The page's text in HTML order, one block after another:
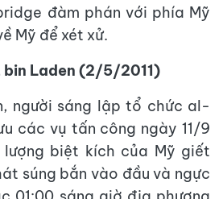
đàm phán với phía Mỹ
Mỹ để xét xử.
bin Laden (2/5/2011)
người sáng lập tổ chức al-
các vụ tấn công ngày 11/9
biệt kích của Mỹ giết
súng bắn vào đầu và ngực